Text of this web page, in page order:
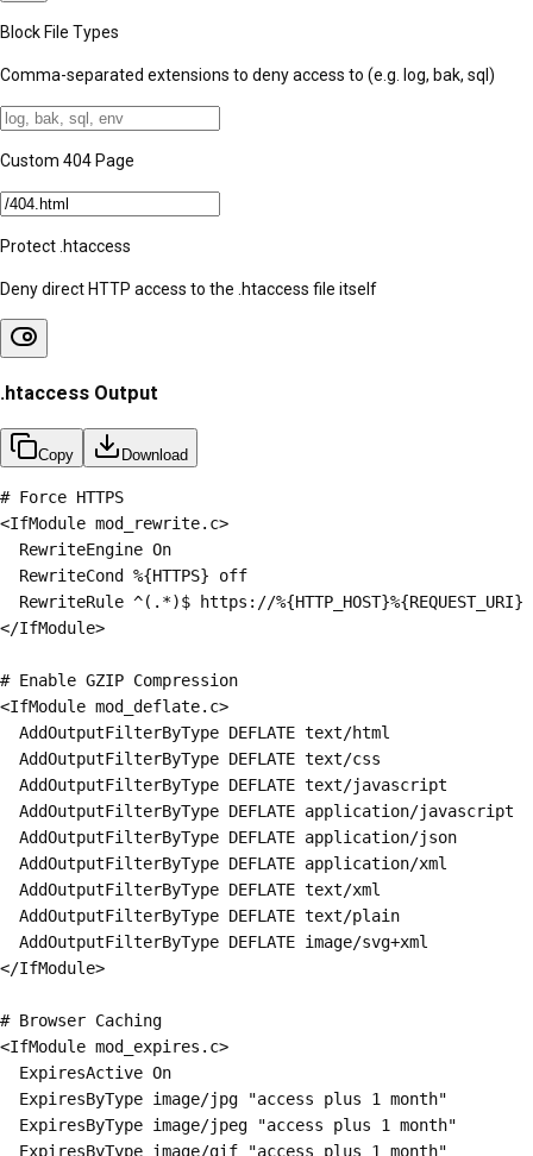
Block File Types
Comma-separated extensions to deny access to (e.g. log, bak, sql)
Custom 404 Page
Protect .htaccess
Deny direct HTTP access to the .htaccess file itself
.htaccess Output
Copy Download
# Force HTTPS
<IfModule mod_rewrite.c>
  RewriteEngine On
  RewriteCond %{HTTPS} off
RewriteRule ^(.*)$ https://%{HTTP_HOST}%{REQUEST_URI}
</IfModule>
# Enable GZIP Compression
<IfModule mod_deflate.c>
  AddOutputFilterByType DEFLATE text/html
  AddOutputFilterByType DEFLATE text/css
  AddOutputFilterByType DEFLATE text/javascript
  AddOutputFilterByType DEFLATE application/javascript
  AddOutputFilterByType DEFLATE application/json
  AddOutputFilterByType DEFLATE application/xml
  AddOutputFilterByType DEFLATE text/xml
  AddOutputFilterByType DEFLATE text/plain
  AddOutputFilterByType DEFLATE image/svg+xml
</IfModule>
# Browser Caching
<IfModule mod_expires.c>
  ExpiresActive On
  ExpiresByType image/jpg "access plus 1 month"
  ExpiresByType image/jpeg "access plus 1 month"
  ExpiresByType image/gif "access plus 1 month"